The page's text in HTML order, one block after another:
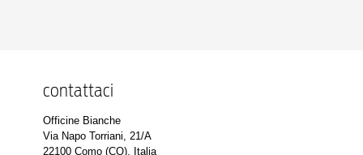
contattaci
Officine Bianche
Via Napo Torriani, 21/A
22100 Como (CO), Italia